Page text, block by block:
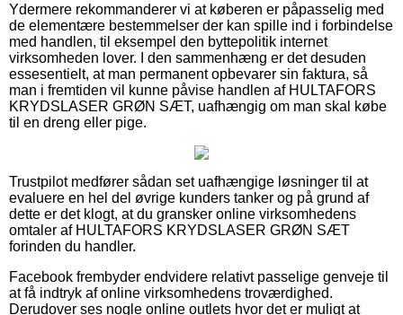
Ydermere rekommanderer vi at køberen er påpasselig med
de elementære bestemmelser der kan spille ind i forbindelse
med handlen, til eksempel den byttepolitik internet
virksomheden lover. I den sammenhæng er det desuden
essesentielt, at man permanent opbevarer sin faktura, så
man i fremtiden vil kunne påvise handlen af HULTAFORS
KRYDSLASER GRØN SÆT, uafhængig om man skal købe
til en dreng eller pige.
Trustpilot medfører sådan set uafhængige løsninger til at
evaluere en hel del øvrige kunders tanker og på grund af
dette er det klogt, at du gransker online virksomhedens
omtaler af HULTAFORS KRYDSLASER GRØN SÆT
forinden du handler.
Facebook frembyder endvidere relativt passelige genveje til
at få indtryk af online virksomhedens troværdighed.
Derudover ses nogle online outlets hvor det er muligt at